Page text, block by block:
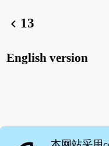
chevron_left 13
English version